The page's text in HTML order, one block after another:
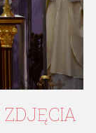
ZDJĘCIA